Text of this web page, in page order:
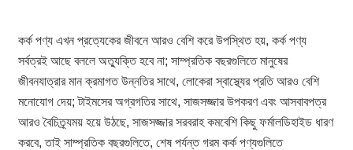
কর্ক পণ্য এখন প্রত্যেকের জীবনে আরও বেশি করে উপস্থিত হয়, কর্ক পণ্য
সর্বত্রই আছে বললে অত্যুক্তি হবে না; সাম্প্রতিক বছরগুলিতে মানুষের
জীবনযাত্রার মান ক্রমাগত উন্নতির সাথে, লোকেরা স্বাস্থ্যের প্রতি আরও বেশি
মনোযোগ দেয়; টাইমসের অগ্রগতির সাথে, সাজসজ্জার উপকরণ এবং আসবাবপত্র
আরও বৈচিত্র্যময় হয়ে উঠছে, সাজসজ্জার সরবরাহ কমবেশি কিছু ফর্মালডিহাইড ধারণ
করবে, তাই সাম্প্রতিক বছরগুলিতে, শেষ পর্যন্ত গরম কর্ক পণ্যগুলিতে